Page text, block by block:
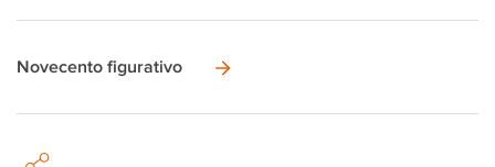
Novecento figurativo